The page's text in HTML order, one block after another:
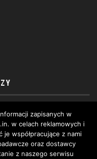
zapisanych w
w celach reklamowych i
współpracujące z nami
oraz dostawcy
z naszego serwisu